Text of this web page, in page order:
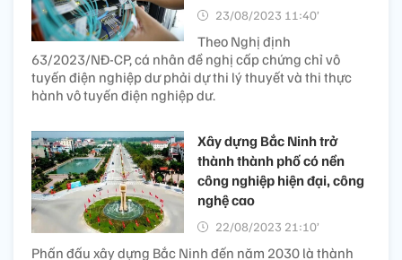
23/08/2023 11:40’
Theo Nghị định
63/2023/NĐ-CP, cá nhân đề nghị cấp chứng chỉ vô
tuyến điện nghiệp dư phải dự thi lý thuyết và thi thực
hành vô tuyến điện nghiệp dư.
Xây dựng Bắc Ninh trở
thành thành phố có nền
công nghiệp hiện đại, công
nghệ cao
22/08/2023 21:10’
Phấn đấu xây dựng Bắc Ninh đến năm 2030 là thành